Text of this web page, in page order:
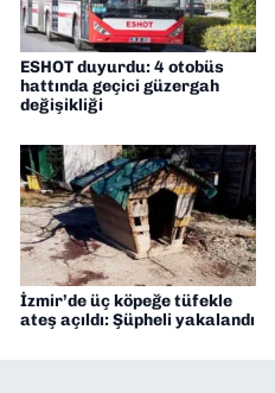
ESHOT duyurdu: 4 otobüs
hattında geçici güzergah
değişikliği
İzmir’de üç köpeğe tüfekle
ateş açıldı: Şüpheli yakalandı